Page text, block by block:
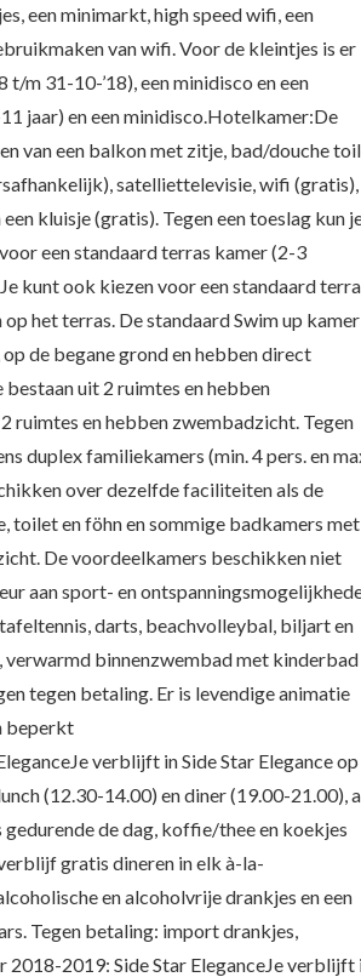
een minimarkt, high speed wifi, een
van wifi. Voor de kleintjes is er
m 31-10-’18), een minidisco en een
jaar) en een minidisco.Hotelkamer:De
van een balkon met zitje, bad/douche
satelliettelevisie, wifi (gratis),
kluisje (gratis). Tegen een toeslag kun
een standaard terras kamer (2-3
kunt ook kiezen voor een standaard
het terras. De standaard Swim up kamer
de begane grond en hebben direct
uit 2 ruimtes en hebben
ruimtes en hebben zwembadzicht. Tegen
duplex familiekamers (min. 4 pers. en
over dezelfde faciliteiten als de
toilet en föhn en sommige badkamers met
De voordeelkamers beschikken niet
aan sport- en
darts, beachvolleybal, biljart en
verwarmd binnenzwembad met kinderbad
tegen betaling. Er is levendige animatie
beperkt
verblijft in Side Star Elegance op
(12.30-14.00) en diner (19.00-21.00),
de dag, koffie/thee en koekjes
gratis dineren in elk à-la-
en alcoholvrije drankjes en een
Tegen betaling: import drankjes,
2018-2019: Side Star EleganceJe verblijft